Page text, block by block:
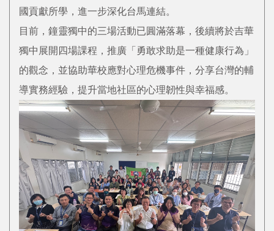
國貢獻所學，進一步深化台馬連結。
目前，鐘靈獨中的三場活動已圓滿落幕，後續將於吉華
獨中展開四場課程，推廣「勇敢求助是一種健康行為」
的觀念，並協助華校應對心理危機事件，分享台灣的輔
導實務經驗，提升當地社區的心理韌性與幸福感。